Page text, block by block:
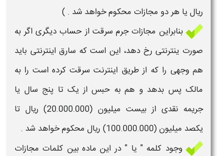
ریال یا هر دو مجازات محكوم خواهد شد . )
بنابراین مجازات جرم سرقت از حساب دیگری اگر به
صورت ینترنتی رخ دهد، این است که سارق اینترنتی باید
هم وجهی را که از طریق اینترنت سرقت کرده است را به
مالک پس بدهد و هم به حبس از یک تا پنج سال یا
جریمه نقدی از بیست میلیون (20.000.000) ریال تا
یكصد میلیون (100.000.000) ریال محکوم خواهد شد .
وجود کلمه " یا " در این ماده بین کلمات مجازات